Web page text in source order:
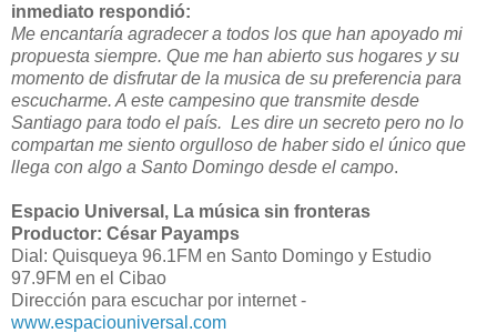
inmediato respondió:
Me encantaría agradecer a todos los que han apoyado mi
propuesta siempre. Que me han abierto sus hogares y su
momento de disfrutar de la musica de su preferencia para
escucharme. A este campesino que transmite desde
Santiago para todo el país. Les dire un secreto pero no lo
compartan me siento orgulloso de haber sido el único que
llega con algo a Santo Domingo desde el campo.
Espacio Universal, La música sin fronteras
Productor: César Payamps
Dial: Quisqueya 96.1FM en Santo Domingo y Estudio
97.9FM en el Cibao
Dirección para escuchar por internet -
www.espaciouniversal.com